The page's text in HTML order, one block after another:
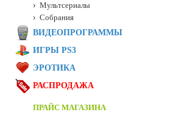
Мультсериалы
Собрания
ВИДЕОПРОГРАММЫ
ИГРЫ PS3
ЭРОТИКА
РАСПРОДАЖА
ПРАЙС МАГАЗИНА